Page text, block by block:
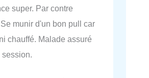
super. Par contre
munir d'un bon pull car
chauffé. Malade assuré